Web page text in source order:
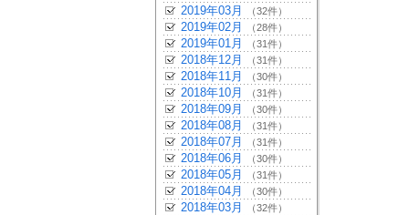
2019年03月 （32件）
2019年02月 （28件）
2019年01月 （31件）
2018年12月 （31件）
2018年11月 （30件）
2018年10月 （31件）
2018年09月 （30件）
2018年08月 （31件）
2018年07月 （31件）
2018年06月 （30件）
2018年05月 （31件）
2018年04月 （30件）
2018年03月 （32件）